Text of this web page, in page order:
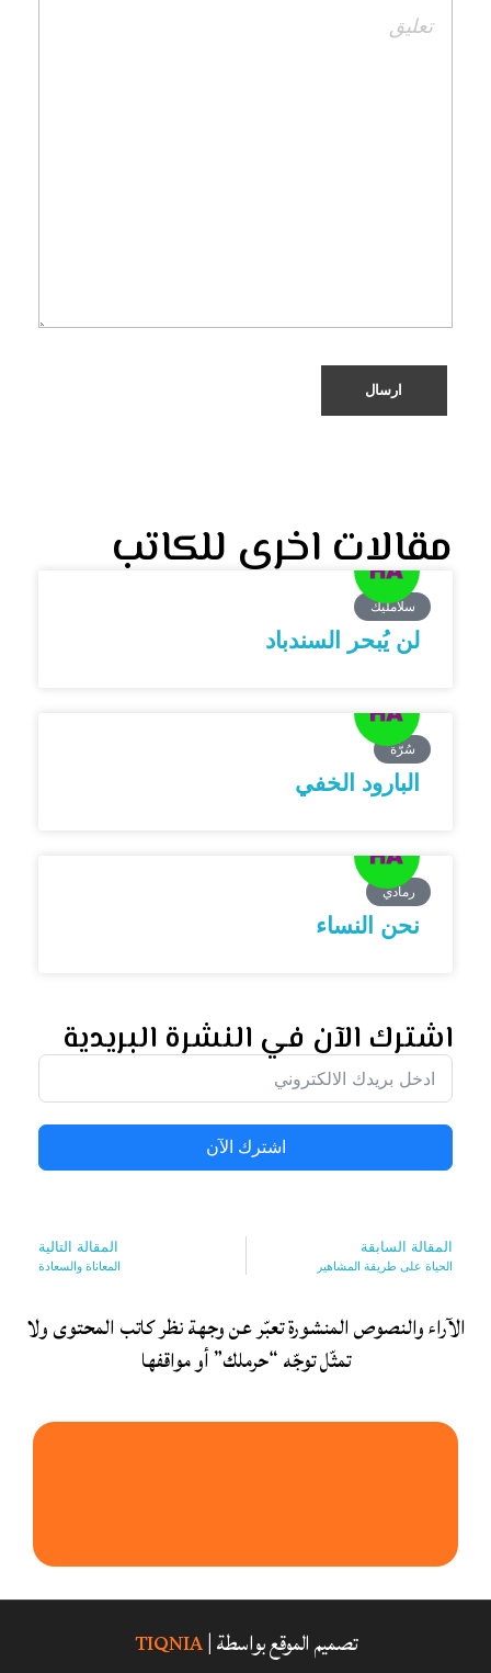
مقالات اخرى للكاتب
سلامليك
لن يُبحر السندباد
سُرّة
البارود الخفي
رمادي
نحن النساء
اشترك الآن في النشرة البريدية
اشترك الآن
المقالة السابقة
الحياة على طريقة المشاهير
المقالة التالية
المعاناة والسعادة
الآراء والنصوص المنشورة تعبّر عن وجهة نظر كاتب المحتوى ولا
تمثّل توجّه “حرملك” أو مواقفها
تصميم الموقع بواسطة |TIQNIA